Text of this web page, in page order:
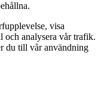
visa
och analysera vår trafik.
du till vår användning